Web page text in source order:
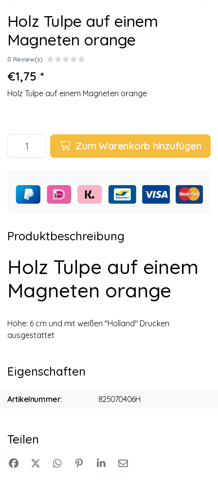
Holz Tulpe auf einem
Magneten orange
0 Review(s)
€1,75 *
Holz Tulpe auf einem Magneten orange
Zum Warenkorb hinzufügen
Produktbeschreibung
Holz Tulpe auf einem
Magneten orange
Höhe: 6 cm und mit weißen "Holland" Drucken
ausgestattet
Eigenschaften
Artikelnummer: 825070406H
Teilen